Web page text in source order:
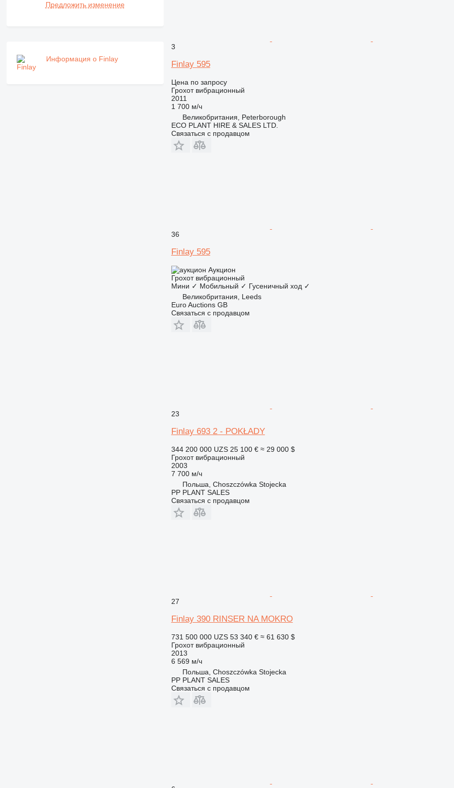
Предложить изменение
Информация о Finlay
3
Finlay 595
Цена по запросу
Грохот вибрационный
2011
1 700 м/ч
Великобритания, Peterborough
ECO PLANT HIRE & SALES LTD.
Связаться с продавцом
36
Finlay 595
Аукцион
Грохот вибрационный
Мини ✓ Мобильный ✓ Гусеничный ход ✓
Великобритания, Leeds
Euro Auctions GB
Связаться с продавцом
23
Finlay 693 2 - POKŁADY
344 200 000 UZS 25 100 € ≈ 29 000 $
Грохот вибрационный
2003
7 700 м/ч
Польша, Choszczówka Stojecka
PP PLANT SALES
Связаться с продавцом
27
Finlay 390 RINSER NA MOKRO
731 500 000 UZS 53 340 € ≈ 61 630 $
Грохот вибрационный
2013
6 569 м/ч
Польша, Choszczówka Stojecka
PP PLANT SALES
Связаться с продавцом